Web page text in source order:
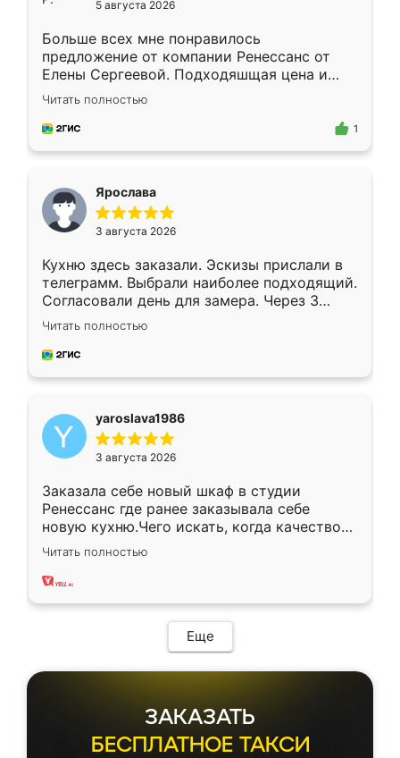
5 августа 2026
Больше всех мне понравилось
предложение от компании Ренессанс от
Елены Сергеевой. Подходяшщая цена и
короткие сроки изготовления. Приехавший
для замера сотрудник Владислав
предложил по моему эскизу самый
Читать полностью
1
Ярослава
3 августа 2026
Кухню здесь заказали. Эскизы прислали в
телеграмм. Выбрали наиболее подходящий.
Согласовали день для замера. Через 3
недели кухня была уже готова. Остались
довольны работой. Спасибо Ренессанс
мебель за качественную работу!
Читать полностью
yaroslava1986
3 августа 2026
Заказала себе новый шкаф в студии
Ренессанс где ранее заказывала себе
новую кухню.Чего искать, когда качеством
вполне довольна. Служит кухня уже почти
два года, нареканий нет.
Читать полностью
Еще
ЗАКАЗАТЬ
БЕСПЛАТНОЕ ТАКСИ